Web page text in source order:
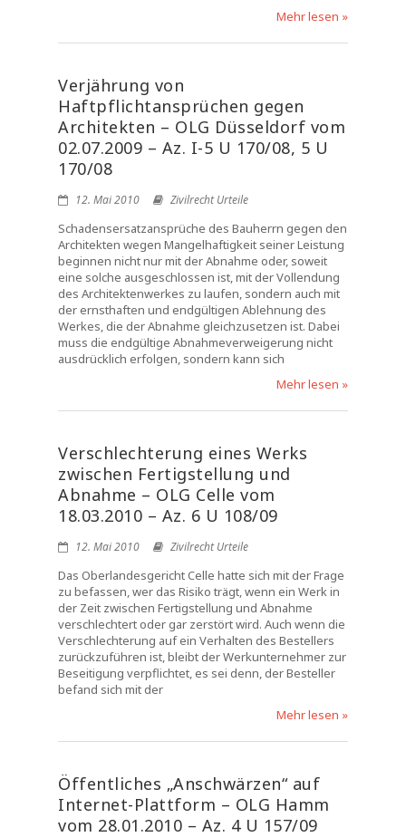
Mehr lesen »
Verjährung von
Haftpflichtansprüchen gegen
Architekten – OLG Düsseldorf vom
02.07.2009 – Az. I-5 U 170/08, 5 U
170/08
12. Mai 2010 Zivilrecht Urteile
Schadensersatzansprüche des Bauherrn gegen den
Architekten wegen Mangelhaftigkeit seiner Leistung
beginnen nicht nur mit der Abnahme oder, soweit
eine solche ausgeschlossen ist, mit der Vollendung
des Architektenwerkes zu laufen, sondern auch mit
der ernsthaften und endgültigen Ablehnung des
Werkes, die der Abnahme gleichzusetzen ist. Dabei
muss die endgültige Abnahmeverweigerung nicht
ausdrücklich erfolgen, sondern kann sich
Mehr lesen »
Verschlechterung eines Werks
zwischen Fertigstellung und
Abnahme – OLG Celle vom
18.03.2010 – Az. 6 U 108/09
12. Mai 2010 Zivilrecht Urteile
Das Oberlandesgericht Celle hatte sich mit der Frage
zu befassen, wer das Risiko trägt, wenn ein Werk in
der Zeit zwischen Fertigstellung und Abnahme
verschlechtert oder gar zerstört wird. Auch wenn die
Verschlechterung auf ein Verhalten des Bestellers
zurückzuführen ist, bleibt der Werkunternehmer zur
Beseitigung verpflichtet, es sei denn, der Besteller
befand sich mit der
Mehr lesen »
Öffentliches „Anschwärzen“ auf
Internet-Plattform – OLG Hamm
vom 28.01.2010 – Az. 4 U 157/09